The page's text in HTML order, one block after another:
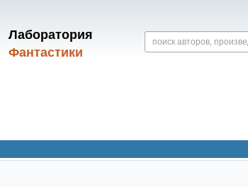
Лаборатория
Фантастики